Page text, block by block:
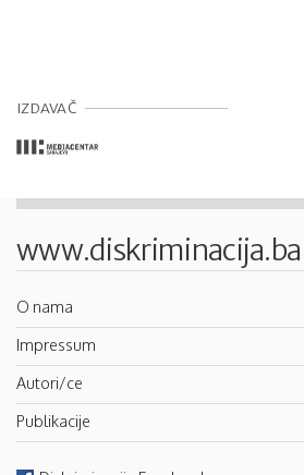
IZDAVAČ
www.diskriminacija.ba
O nama
Impressum
Autori/ce
Publikacije